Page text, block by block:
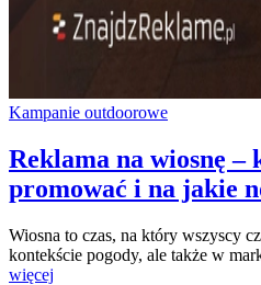
Kampanie outdoorowe
Reklama na wiosnę
promować i na jakie
Wiosna to czas, na który wszyscy
kontekście pogody, ale także w
więcej